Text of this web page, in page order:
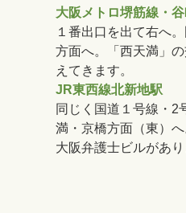
大阪メトロ堺筋線・
１番出口を出て右へ
方面へ。「西天満」
えてきます。
JR東西線北新地駅
同じく国道１号線・2
満・京橋方面（東）
大阪弁護士ビルがあり